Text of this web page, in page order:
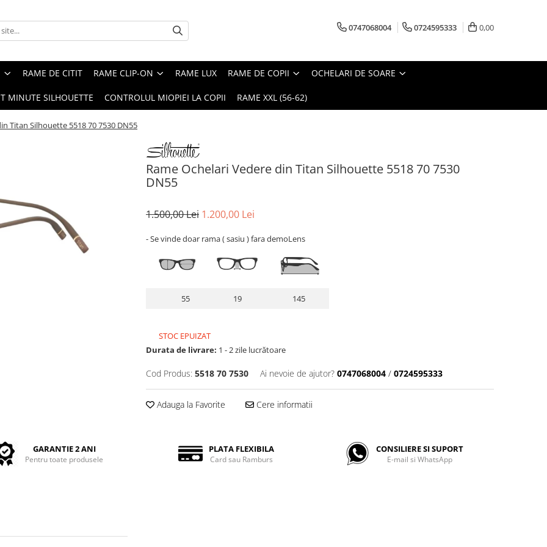
0747068004 0724595333 0,00
RAME DE CITIT RAME CLIP-ON RAME LUX RAME DE COPII OCHELARI DE SOARE
MINUTE SILHOUETTE CONTROLUL MIOPIEI LA COPII RAME XXL (56-62)
Titan Silhouette 5518 70 7530 DN55
Rame Ochelari Vedere din Titan Silhouette 5518 70 7530
DN55
1.500,00 Lei 1.200,00 Lei
- Se vinde doar rama ( sasiu ) fara demoLens
55 19 145
STOC EPUIZAT
Durata de livrare: 1 - 2 zile lucrătoare
Cod Produs: 5518 70 7530 Ai nevoie de ajutor? 0747068004 / 0724595333
Adauga la Favorite Cere informatii
GARANTIE 2 ANI
Pentru toate produsele
PLATA FLEXIBILA
Card sau Ramburs
CONSILIERE SI SUPORT
E-mail si WhatsApp